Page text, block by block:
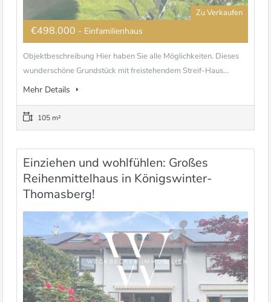
Zu Verkaufen
€498.000 - Einfamilienhaus
Objektbeschreibung Hier haben Sie alle Möglichkeiten. Dieses
wunderschöne Grundstück mit freistehendem Streif-Haus...
Mehr Details
105 m²
Einziehen und wohlfühlen: Großes
Reihenmittelhaus in Königswinter-
Thomasberg!